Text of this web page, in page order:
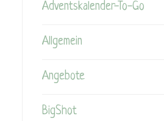
Adventskalender-To-Go
Allgemein
Angebote
BigShot